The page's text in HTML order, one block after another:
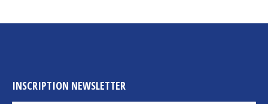
INSCRIPTION NEWSLETTER